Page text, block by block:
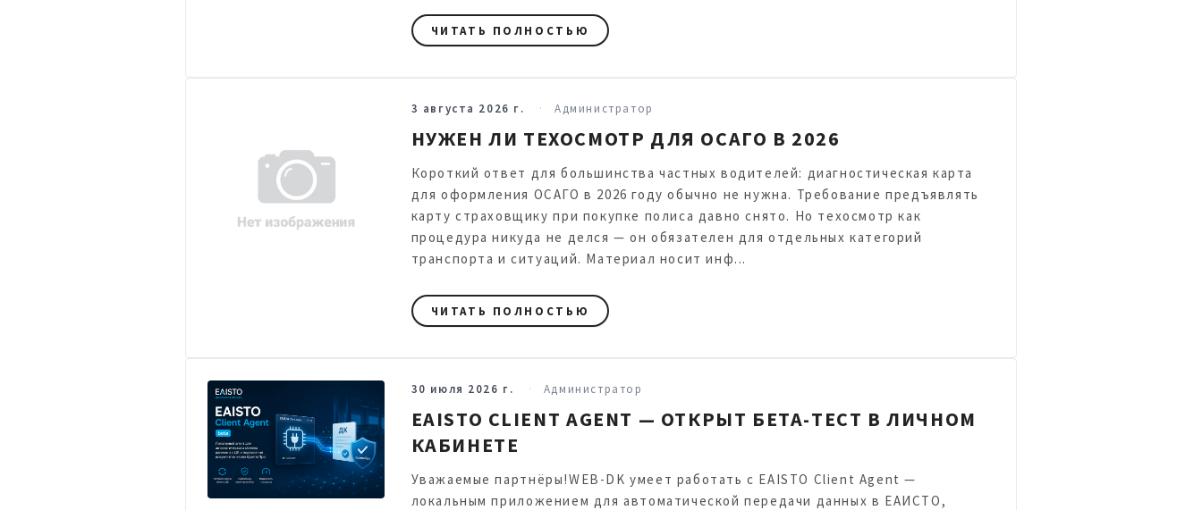
ЧИТАТЬ ПОЛНОСТЬЮ
3 августа 2026 г. Администратор
НУЖЕН ЛИ ТЕХОСМОТР ДЛЯ ОСАГО В 2026
Короткий ответ для большинства частных водителей: диагностическая карта
для оформления ОСАГО в 2026 году обычно не нужна. Требование предъявлять
карту страховщику при покупке полиса давно снято. Но техосмотр как
процедура никуда не делся — он обязателен для отдельных категорий
транспорта и ситуаций. Материал носит инф...
ЧИТАТЬ ПОЛНОСТЬЮ
30 июля 2026 г. Администратор
EAISTO CLIENT AGENT — ОТКРЫТ БЕТА-ТЕСТ В ЛИЧНОМ
КАБИНЕТЕ
Уважаемые партнёры!WEB-DK умеет работать с EAISTO Client Agent —
локальным приложением для автоматической передачи данных в ЕАИСТО,